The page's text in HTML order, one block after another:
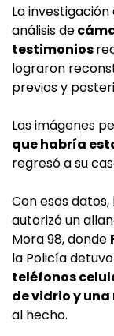
La
análisis de
testimonios
lograron
previos y
Las imágenes
que habría
regresó a su
Con esos datos,
autorizó un
Mora 98, donde
la Policía
teléfonos
de vidrio y
al hecho.